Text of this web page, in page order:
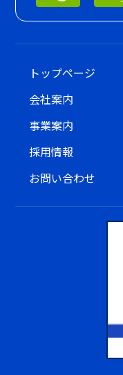
トップページ
会社案内
事業案内
採用情報
お問い合わせ